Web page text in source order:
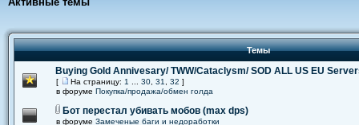
Темы
Buying Gold Annivesary/ TWW/Cataclysm/ SOD ALL US EU
[ На страницу: 1 30 31 32 ]
в форуме Покупка/продажа/обмен голда
Бот перестал убивать мобов (max dps)
в форуме Замеченые баги и недоработки